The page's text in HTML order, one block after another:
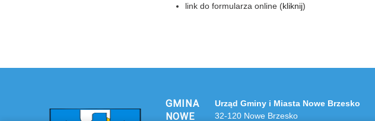
link do formularza online (kliknij)
GMINA
NOWE
Urząd Gminy i Miasta Nowe Brzesko
32-120 Nowe Brzesko